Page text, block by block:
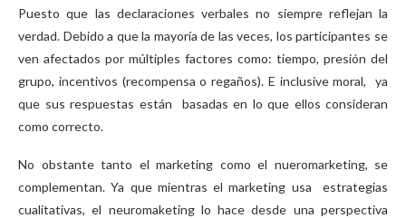
Puesto que las declaraciones verbales no siempre reflejan la
verdad. Debido a que la mayoría de las veces, los participantes se
ven afectados por múltiples factores como: tiempo, presión del
grupo, incentivos (recompensa o regaños). E inclusive moral, ya
que sus respuestas están basadas en lo que ellos consideran
como correcto.
No obstante tanto el marketing como el nueromarketing, se
complementan. Ya que mientras el marketing usa estrategias
cualitativas, el neuromaketing lo hace desde una perspectiva